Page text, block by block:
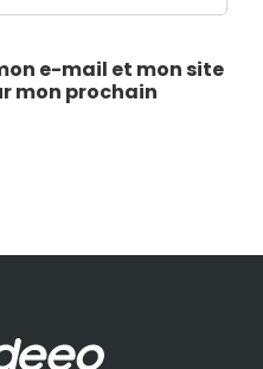
e-mail et mon site
mon prochain